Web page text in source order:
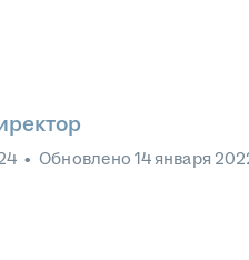
• Обновлено14 января